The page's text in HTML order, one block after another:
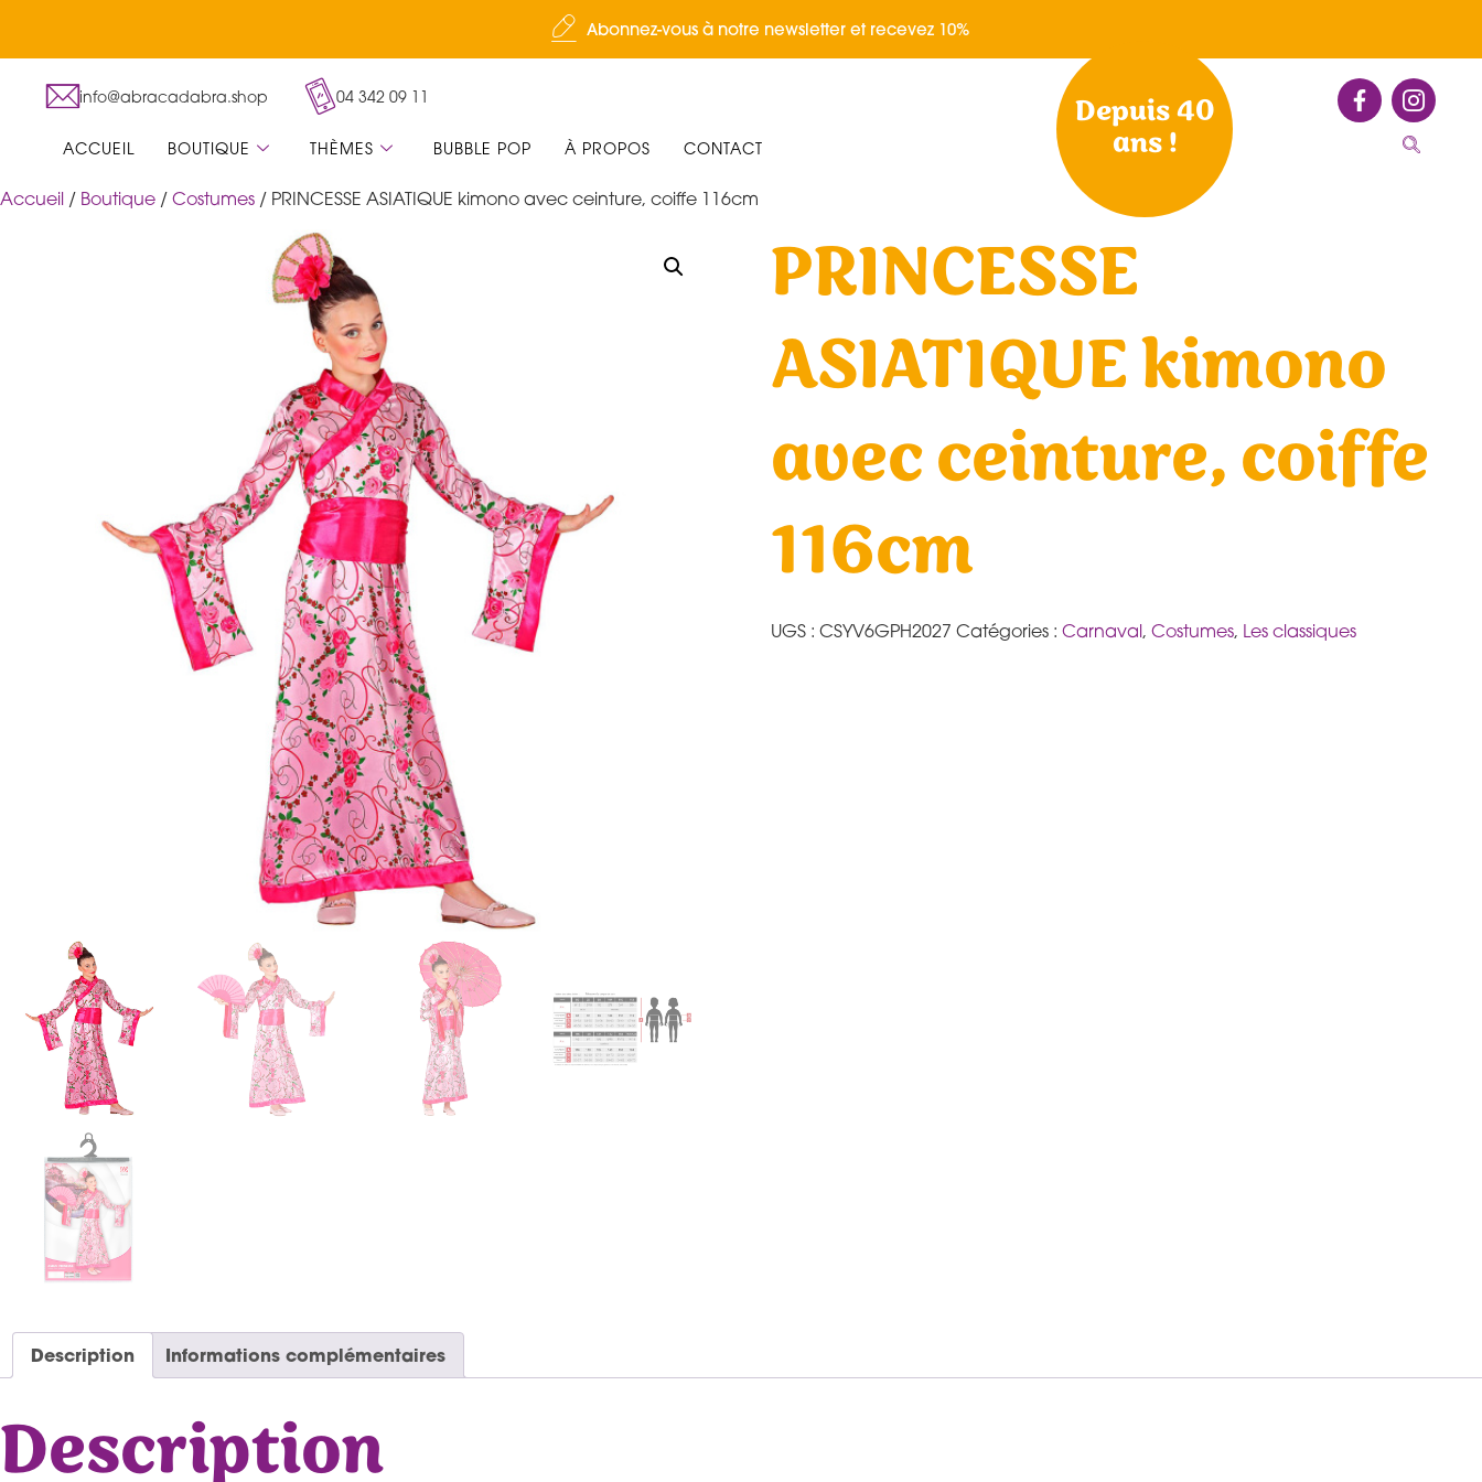
Abonnez-vous à notre newsletter et recevez 10%
info@abracadabra.shop 04 342 09 11
ACCUEIL BOUTIQUE THÈMES BUBBLE POP À PROPOS CONTACT
Depuis 40
ans !
Accueil / Boutique / Costumes / PRINCESSE ASIATIQUE kimono avec ceinture, coiffe 116cm
PRINCESSE
ASIATIQUE kimono
avec ceinture, coiffe
116cm
UGS : CSYV6GPH2027 Catégories : Carnaval, Costumes, Les classiques
Description Informations complémentaires
Description